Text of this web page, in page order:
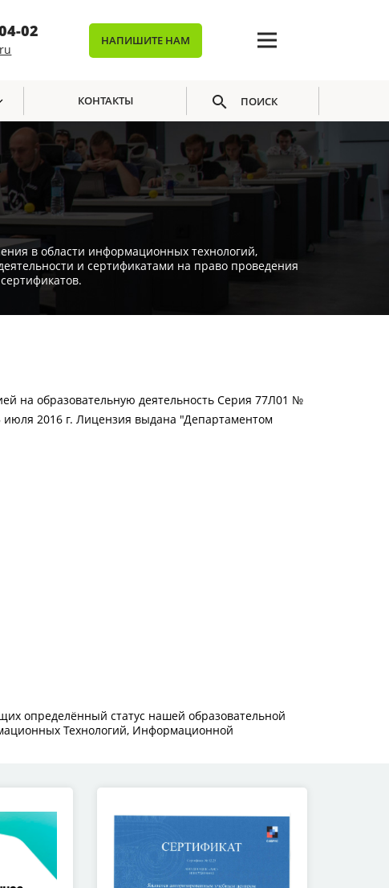
02 НАПИШИТЕ НАМ
КОНТАКТЫ ПОИСК
в области информационных технологий,
и сертификатами на право проведения
на образовательную деятельность Серия 77Л01 №
2016 г. Лицензия выдана "Департаментом
определённый статус нашей образовательной
Технологий, Информационной